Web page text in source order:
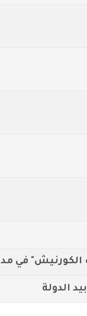
في
الدولة